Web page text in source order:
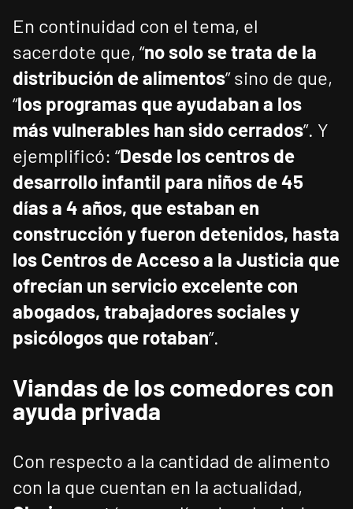
En continuidad con el tema, el
sacerdote que, “no solo se trata de la
distribución de alimentos” sino de que,
“los programas que ayudaban a los
más vulnerables han sido cerrados”. Y
ejemplificó: “Desde los centros de
desarrollo infantil para niños de 45
días a 4 años, que estaban en
construcción y fueron detenidos, hasta
los Centros de Acceso a la Justicia que
ofrecían un servicio excelente con
abogados, trabajadores sociales y
psicólogos que rotaban”.
Viandas de los comedores con
ayuda privada
Con respecto a la cantidad de alimento
con la que cuentan en la actualidad,